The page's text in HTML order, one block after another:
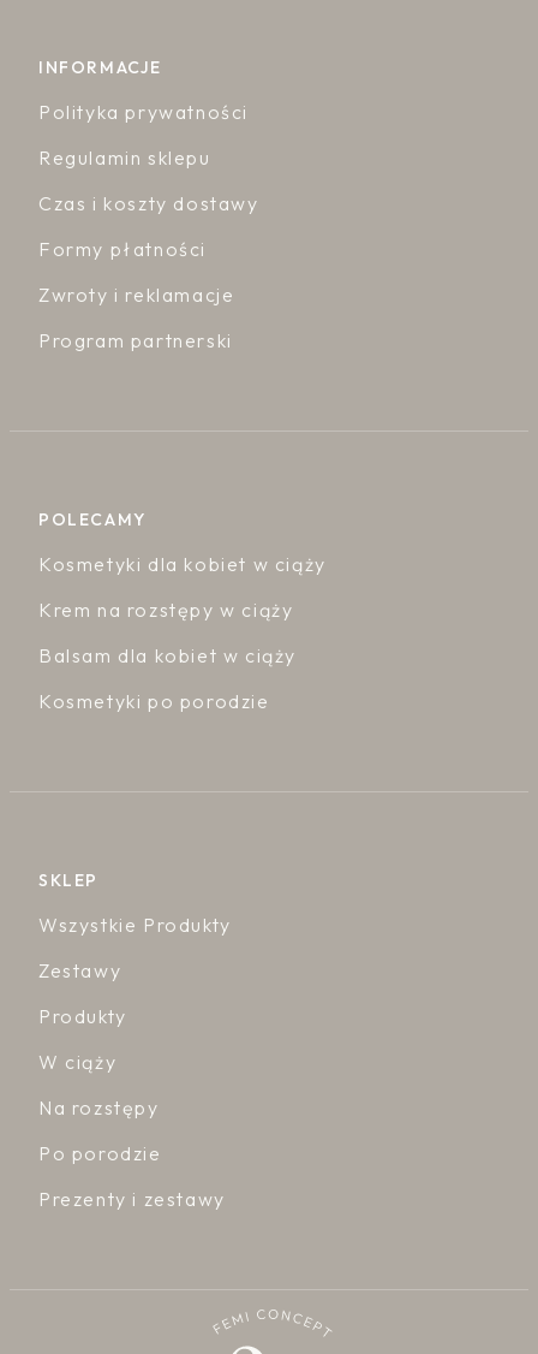
INFORMACJE
Polityka prywatności
Regulamin sklepu
Czas i koszty dostawy
Formy płatności
Zwroty i reklamacje
Program partnerski
POLECAMY
Kosmetyki dla kobiet w ciąży
Krem na rozstępy w ciąży
Balsam dla kobiet w ciąży
Kosmetyki po porodzie
SKLEP
Wszystkie Produkty
Zestawy
Produkty
W ciąży
Na rozstępy
Po porodzie
Prezenty i zestawy